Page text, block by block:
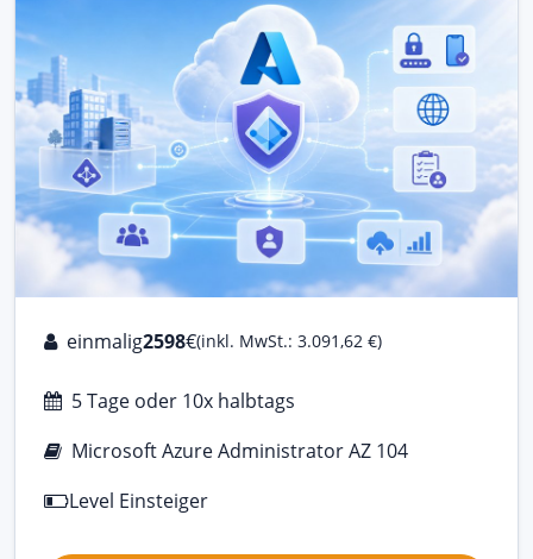
einmalig2598€(inkl. MwSt.: 3.091,62 €)
5 Tage oder 10x halbtags
Microsoft Azure Administrator AZ 104
Level Einsteiger